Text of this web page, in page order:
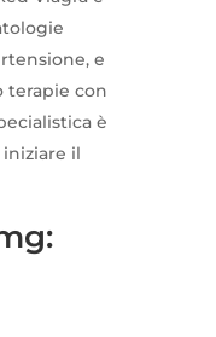
e
terapie con
è
il